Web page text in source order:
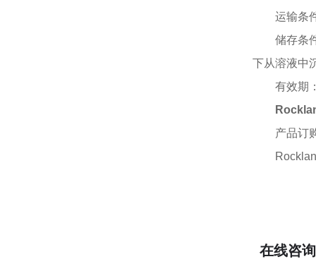
运输条
储存条
下从溶液中
有效期
产品订
在线咨询